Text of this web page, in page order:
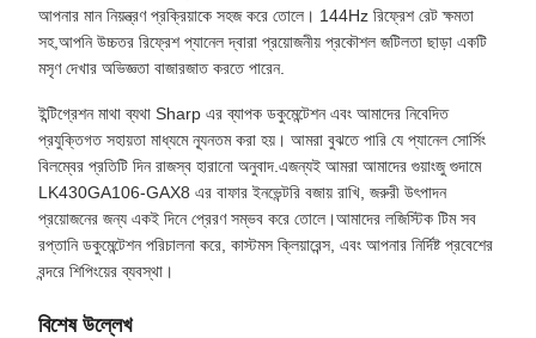
আপনার মান নিয়ন্ত্রণ প্রক্রিয়াকে সহজ করে তোলে। 144Hz রিফ্রেশ রেট ক্ষমতা
সহ,আপনি উচ্চতর রিফ্রেশ প্যানেল দ্বারা প্রয়োজনীয় প্রকৌশল জটিলতা ছাড়া একটি
মসৃণ দেখার অভিজ্ঞতা বাজারজাত করতে পারেন.
ইন্টিগ্রেশন মাথা ব্যথা Sharp এর ব্যাপক ডকুমেন্টেশন এবং আমাদের নিবেদিত
প্রযুক্তিগত সহায়তা মাধ্যমে ন্যূনতম করা হয়। আমরা বুঝতে পারি যে প্যানেল সোর্সিং
বিলম্বের প্রতিটি দিন রাজস্ব হারানো অনুবাদ.এজন্যই আমরা আমাদের গুয়াংজু গুদামে
LK430GA106-GAX8 এর বাফার ইনভেন্টরি বজায় রাখি, জরুরী উৎপাদন
প্রয়োজনের জন্য একই দিনে প্রেরণ সম্ভব করে তোলে।আমাদের লজিস্টিক টিম সব
রপ্তানি ডকুমেন্টেশন পরিচালনা করে, কাস্টমস ক্লিয়ারেন্স, এবং আপনার নির্দিষ্ট প্রবেশের
বন্দরে শিপিংয়ের ব্যবস্থা।
বিশেষ উল্লেখ